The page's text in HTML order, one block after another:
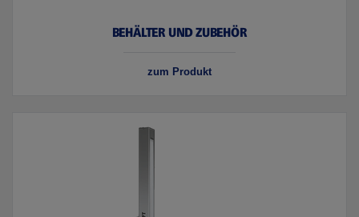
BEHÄLTER UND ZUBEHÖR
zum Produkt